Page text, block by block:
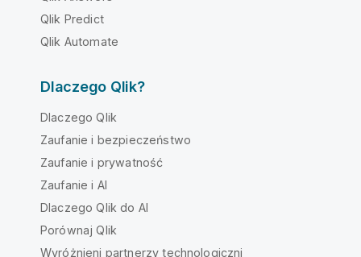
Qlik Predict
Qlik Automate
Dlaczego Qlik?
Dlaczego Qlik
Zaufanie i bezpieczeństwo
Zaufanie i prywatność
Zaufanie i AI
Dlaczego Qlik do AI
Porównaj Qlik
Wyróżnieni partnerzy technologiczni